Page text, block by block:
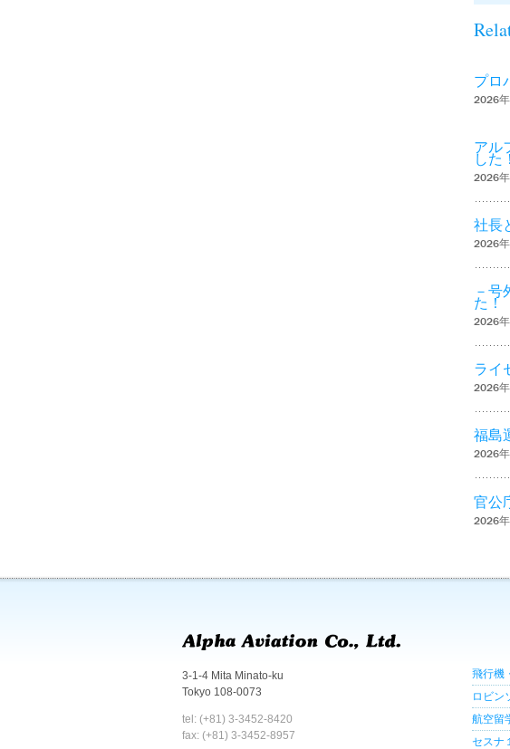
プロ
2026
アル
した！
2026
社長
2026
－号
た！
2026
ライ
2026
福島
2026
官公
2026
3-1-4 Mita Minato-ku
Tokyo 108-0073
tel: (+81) 3-3452-8420
fax: (+81) 3-3452-8957
飛行機
ロビ
航空留
セスナ